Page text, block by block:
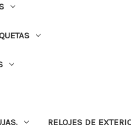
RELOJES DE